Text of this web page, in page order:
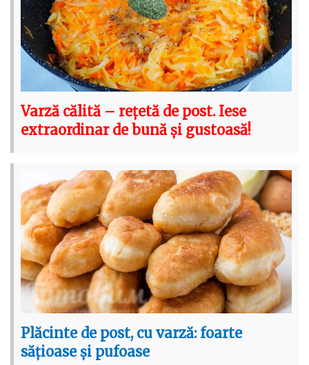
Varză călită – rețetă de post. Iese
extraordinar de bună și gustoasă!
Plăcinte de post, cu varză: foarte
sățioase și pufoase